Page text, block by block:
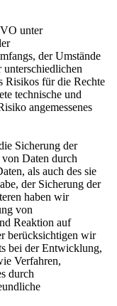
unter
der Umstände
Risikos für die Rechte
technische und
angemessenes
Sicherung der
Daten durch
als auch des sie
der Sicherung der
haben wir
von
Reaktion auf
berücksichtigen wir
bei der Entwicklung,
Verfahren,
durch